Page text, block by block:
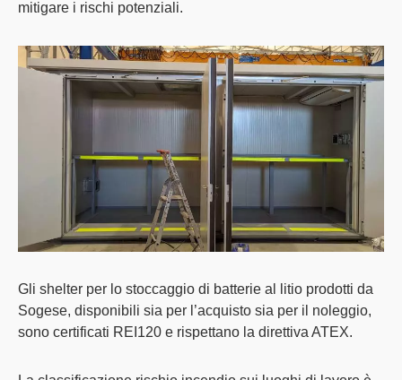
mitigare i rischi potenziali.
Gli shelter per lo stoccaggio di batterie al litio prodotti da
Sogese, disponibili sia per l’acquisto sia per il noleggio,
sono certificati REI120 e rispettano la direttiva ATEX.